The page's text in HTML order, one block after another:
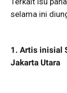
selama ini
1. Artis inisial
Jakarta Utara